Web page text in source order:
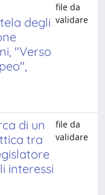
degli
"Verso
file da
validare
di un
tra
interessi
file da
validare